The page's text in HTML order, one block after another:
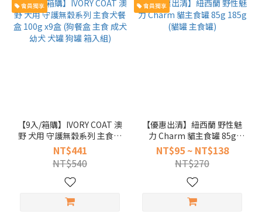
會員獨享
【9入/箱購】IVORY COAT 澳
野 犬用 守護無穀系列 主食犬
餐盒 100g x9盒 (狗餐盒 主食
成犬 幼犬 犬罐 狗罐 箱入組)
NT$441
NT$540
會員獨享
【優惠出清】紐西蘭 野性魅
力 Charm 貓主食罐 85g
185g (貓罐 主食罐)
NT$95 ~ NT$138
NT$270